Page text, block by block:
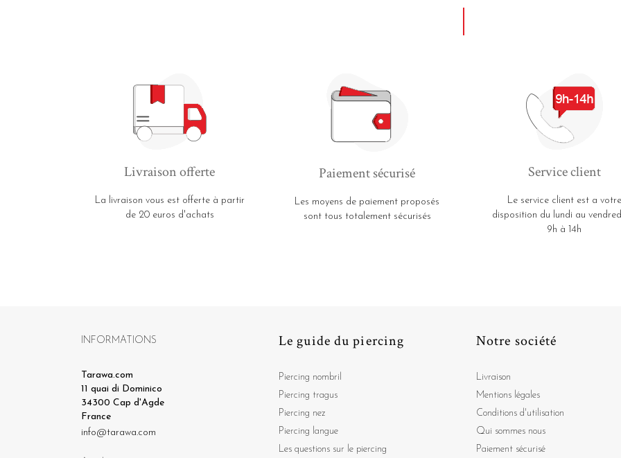
Livraison offerte
La livraison vous est offerte à partir
de 20 euros d'achats
Paiement sécurisé
Les moyens de paiement proposés
sont tous totalement sécurisés
Service client
Le service client est a votre
disposition du lundi au
9h à 14h
INFORMATIONS
Tarawa.com
11 quai di Dominico
34300 Cap d'Agde
France
info@tarawa.com
Le guide du piercing
Piercing nombril
Piercing tragus
Piercing nez
Piercing langue
Les questions sur le piercing
Notre société
Livraison
Mentions légales
Conditions d'utilisation
Qui sommes nous
Paiement sécurisé